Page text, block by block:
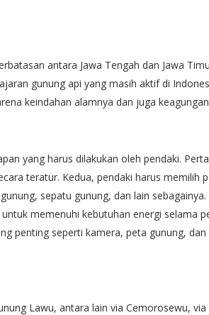
antara Jawa Tengah dan Jawa
gunung api yang masih aktif di
keindahan alamnya dan juga
yang harus dilakukan oleh pendaki.
teratur. Kedua, pendaki harus memilih
sepatu gunung, dan lain
memenuhi kebutuhan energi selama
penting seperti kamera, peta gunung,
Lawu, antara lain via Cemorosewu,